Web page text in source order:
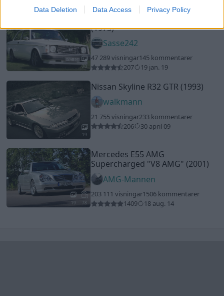
Data Deletion Data Access Privacy Policy
20
(1975)
Sasse242
47 289 visningar145 kommentarer
207
19 jan. 19
19
Nissan Skyline R32 GTR (1993)
walkmann
21 755 visningar233 kommentarer
206
30 april 09
19 78
Mercedes E55 AMG
Supercharged "V8 AMG" (2001)
AMG-Mannen
203 111 visningar1506 kommentarer
1409
18 aug. 14